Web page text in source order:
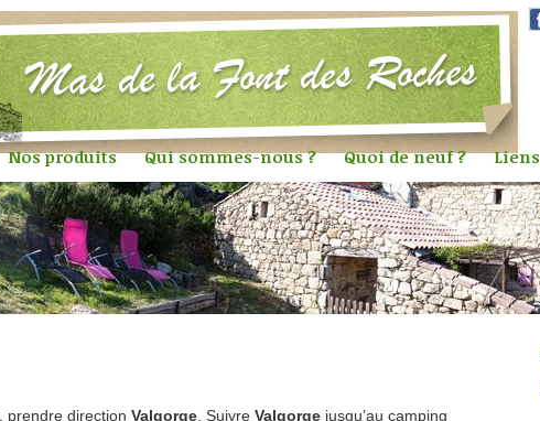
Nos produits Qui sommes-nous ? Quoi de neuf ? Liens
, prendre direction Valgorge . Suivre Valgorge jusqu’au camping